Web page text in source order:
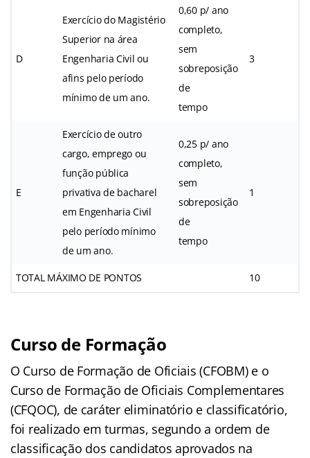
D
Exercício do Magistério
Superior na área
Engenharia Civil ou
afins pelo período
mínimo de um ano.
0,60 p/ ano
completo,
sem
sobreposição
de
tempo
3
E
Exercício de outro
cargo, emprego ou
função pública
privativa de bacharel
em Engenharia Civil
pelo período mínimo
de um ano.
0,25 p/ ano
completo,
sem
sobreposição
de
tempo
1
TOTAL MÁXIMO DE PONTOS 10
Curso de Formação
O Curso de Formação de Oficiais (CFOBM) e o
Curso de Formação de Oficiais Complementares
(CFQOC), de caráter eliminatório e classificatório,
foi realizado em turmas, segundo a ordem de
classificação dos candidatos aprovados na